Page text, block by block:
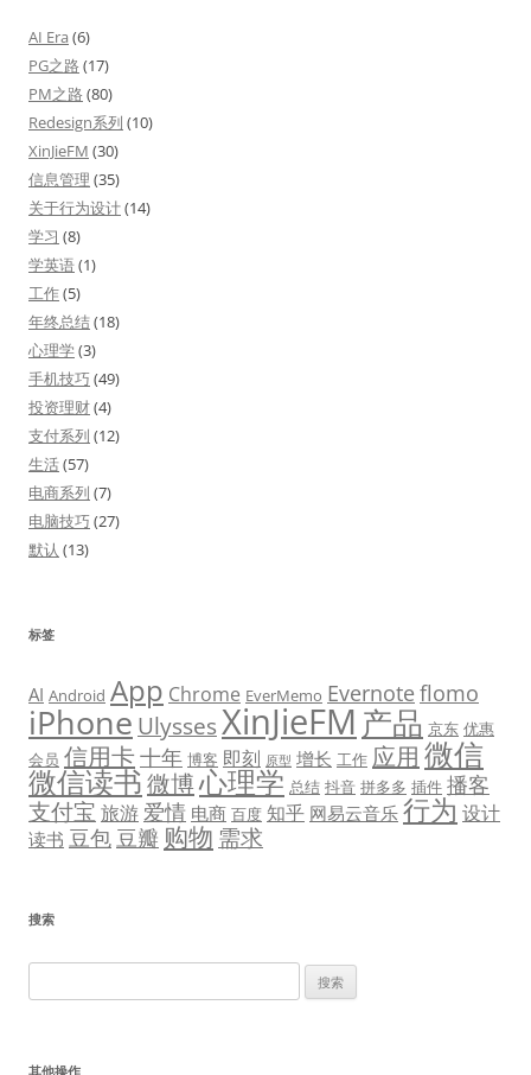
AI Era (6)
PG之路 (17)
PM之路 (80)
Redesign系列 (10)
XinJieFM (30)
信息管理 (35)
关于行为设计(14)
学习 (8)
学英语(1)
工作(5)
年终总结(18)
心理学(3)
手机技巧(49)
投资理财(4)
支付系列 (12)
生活(57)
电商系列 (7)
电脑技巧(27)
默认 (13)
标签
AI Android App Chrome EverMemo Evernote flomo
iPhoneUlyssesXinJieFM 产品 京东 优惠
会员 信用卡十年 博客 即刻 原型 增长 工作 应用 微信
微信读书微博心理学 总结 抖音 拼多多 插件 播客
支付宝 旅游爱情 电商 百度 知乎 网易云音乐 行为 设计
读书 豆包豆瓣 购物 需求
搜索
索：
其他操作